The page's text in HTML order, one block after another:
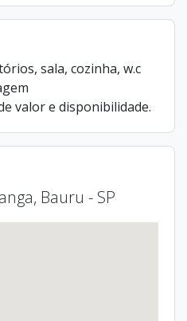
sala, cozinha, w.c
valor e disponibilidade.
Bauru - SP